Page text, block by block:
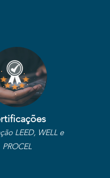
LEED, WELL e
PROCEL